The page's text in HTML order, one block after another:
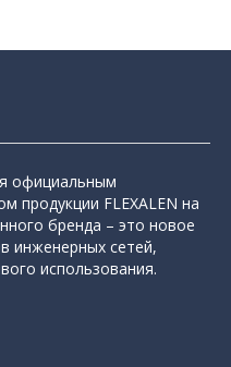
официальным
продукции FLEXALEN на
бренда – это новое
инженерных сетей,
использования.